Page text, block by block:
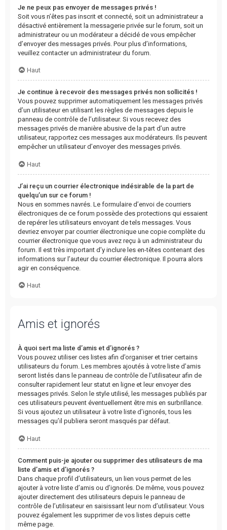
Je ne peux pas envoyer de messages privés !
Soit vous n’êtes pas inscrit et connecté, soit un administrateur a
désactivé entièrement la messagerie privée sur le forum, soit un
administrateur ou un modérateur a décidé de vous empêcher
d’envoyer des messages privés. Pour plus d’informations,
veuillez contacter un administrateur du forum.
Haut
Je continue à recevoir des messages privés non sollicités !
Vous pouvez supprimer automatiquement les messages privés
d’un utilisateur en utilisant les règles de messages depuis le
panneau de contrôle de l’utilisateur. Si vous recevez des
messages privés de manière abusive de la part d’un autre
utilisateur, rapportez ces messages aux modérateurs. Ils peuvent
empêcher un utilisateur d’envoyer des messages privés.
Haut
J’ai reçu un courrier électronique indésirable de la part de
quelqu’un sur ce forum !
Nous en sommes navrés. Le formulaire d’envoi de courriers
électroniques de ce forum possède des protections qui essaient
de repérer les utilisateurs envoyant de tels messages. Vous
devriez envoyer par courrier électronique une copie complète du
courrier électronique que vous avez reçu à un administrateur du
forum. Il est très important d’y inclure les en-têtes contenant des
informations sur l’auteur du courrier électronique. Il pourra alors
agir en conséquence.
Haut
Amis et ignorés
À quoi sert ma liste d’amis et d’ignorés ?
Vous pouvez utiliser ces listes afin d’organiser et trier certains
utilisateurs du forum. Les membres ajoutés à votre liste d’amis
seront listés dans le panneau de contrôle de l’utilisateur afin de
consulter rapidement leur statut en ligne et leur envoyer des
messages privés. Selon le style utilisé, les messages publiés par
ces utilisateurs peuvent éventuellement être mis en surbrillance.
Si vous ajoutez un utilisateur à votre liste d’ignorés, tous les
messages qu’il publiera seront masqués par défaut.
Haut
Comment puis-je ajouter ou supprimer des utilisateurs de ma
liste d’amis et d’ignorés ?
Dans chaque profil d’utilisateurs, un lien vous permet de les
ajouter à votre liste d’amis ou d’ignorés. De même, vous pouvez
ajouter directement des utilisateurs depuis le panneau de
contrôle de l’utilisateur en saisissant leur nom d’utilisateur. Vous
pouvez également les supprimer de vos listes depuis cette
même page.